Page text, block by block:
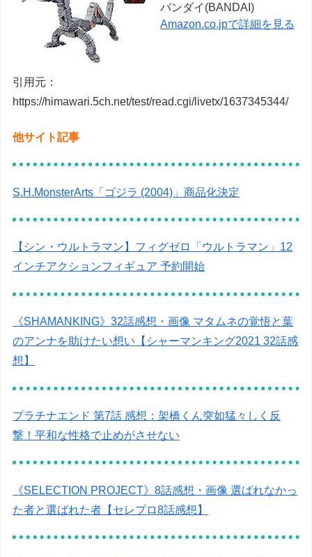
バンダイ(BANDAI)
Amazon.co.jpで詳細を見る
引用元：
https://himawari.5ch.net/test/read.cgi/livetx/1637345344/
他サイト記事
S.H.MonsterArts「ゴジラ (2004)」商品化決定
【シン・ウルトラマン】フィグゼロ「ウルトラマン」12
インチアクションフィギュア 予約開始
《SHAMANKING》32話感想・画像 マタムネの覚悟と葉
のアンナを助けたい想い【シャーマンキング2021 32話感
想】
プラチナエンド 第7話 感想：架橋くん突如猛々しく反
撃！平和な性格で止めがさせない
《SELECTION PROJECT》8話感想・画像 選ばれなかっ
た者と選ばれた者【セレプロ8話感想】